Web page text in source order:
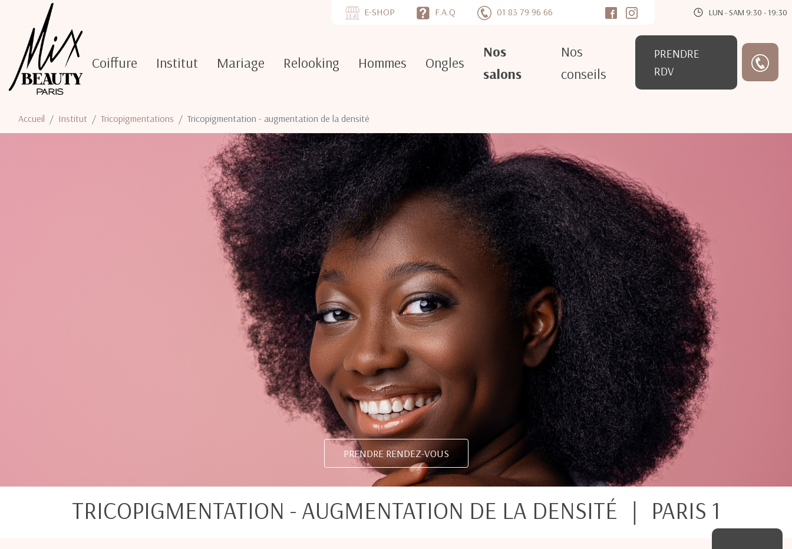
E-SHOP F.A.Q 01 83 79 96 66 LUN - SAM 9:30 - 19:30
Coiffure Institut Mariage Relooking Hommes Ongles
Nos
salons
Nos
conseils
PRENDRE
RDV
Accueil Institut Tricopigmentations Tricopigmentation - augmentation de la densité
PRENDRE RENDEZ-VOUS
TRICOPIGMENTATION - AUGMENTATION DE LA DENSITÉ ｜ PARIS 1